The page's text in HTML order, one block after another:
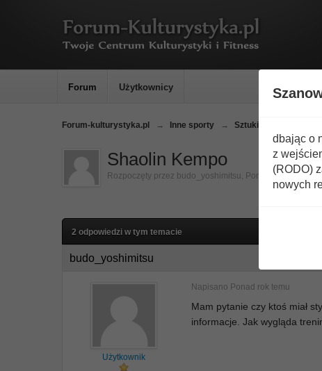
Forum Użytkownicy
Forum-kulturystyka.pl → Inne sporty → Sztuki walki
Shaolin Kempo
Rozpoczęty przez budo_yoshimitsu, Ponad rok temu
2 odpowiedzi w tym temacie
budo_yoshimitsu
Użytkownik
Napisano Ponad rok temu
Mam pytanie czy ktoś miał
informacje. Jak wygląda
dbając o
z
(RODO)
nowych